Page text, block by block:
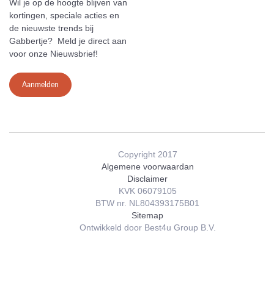
Wil je op de hoogte blijven van
kortingen, speciale acties en
de nieuwste trends bij
Gabbertje? Meld je direct aan
voor onze Nieuwsbrief!
Aanmelden
Copyright 2017
Algemene voorwaardan
Disclaimer
KVK 06079105
BTW nr. NL804393175B01
Sitemap
Ontwikkeld door Best4u Group B.V.